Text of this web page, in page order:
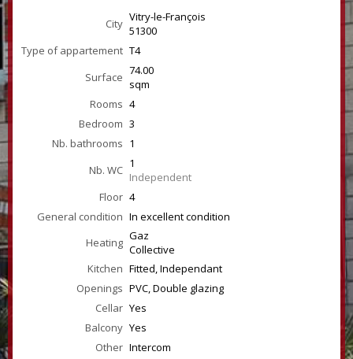
City Vitry-le-François
51300
Type of appartement T4
Surface 74.00
sqm
Rooms 4
Bedroom 3
Nb. bathrooms 1
Nb. WC 1
Independent
Floor 4
General condition In excellent condition
Heating Gaz
Collective
Kitchen Fitted, Independant
Openings PVC, Double glazing
Cellar Yes
Balcony Yes
Other Intercom